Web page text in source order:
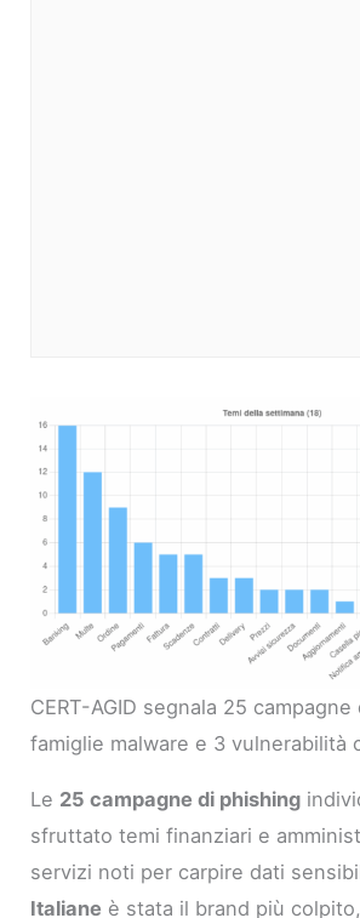
CERT-AGID segnala 25
famiglie malware e 3 vulnerabilità
Le 25 campagne di phishing
sfruttato temi finanziari e
servizi noti per carpire dati
Italiane è stata il brand più